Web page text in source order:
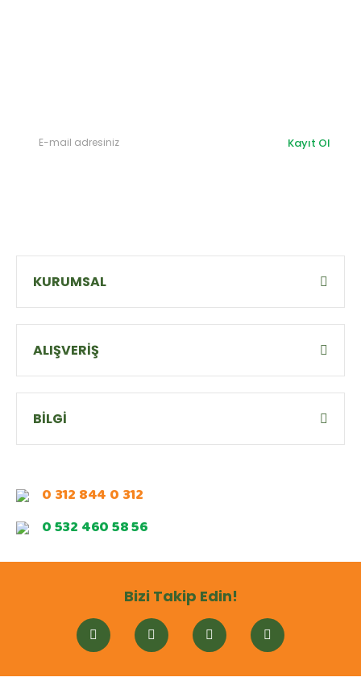
Kayıt Ol
KURUMSAL
ALIŞVERİŞ
BİLGİ
0 312 844 0 312
0 532 460 58 56
Bizi Takip Edin!